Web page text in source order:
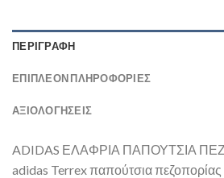
ΠΕΡΙΓΡΑΦΉ
ΕΠΙΠΛΈΟΝ ΠΛΗΡΟΦΟΡΊΕΣ
ΑΞΙΟΛΟΓΗΣΕΙΣ
ADIDAS ΕΛΑΦΡΙΑ ΠΑΠΟΥΤΣΙΑ
adidas Terrex παπούτσια πεζοπορίας